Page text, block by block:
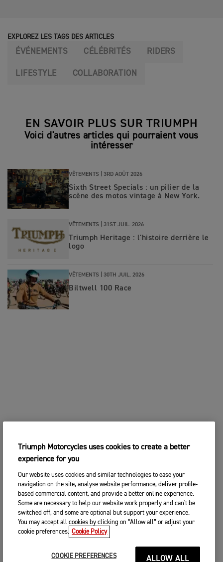
EXPLOREZ LES TAGS DES ARTICLES
ÉVÉNEMENTS CÉLÉBRITÉS RIDERS
LIFESTYLE COLLABORATION
EN SAVOIR PLUS SUR TRIUMPH
Voici d'autres articles qui pourraient vous
intéresser
VÊTEMENTS | 3RD AOÛT 2026
Sixth Street Specials : un pilier de la
scène des motos vintage à New York.
VÊTEMENTS | 31ST JUIL. 2026
Triumph Heritage : l'histoire derrière le
logo
VÊTEMENTS | 30TH JUIL. 2026
Biltwell 100 Race
Triumph Motorcycles uses cookies to create a better
experience for you
Our website uses cookies and similar technologies to ease your
navigation on the site, analyse website performance, deliver profile-
based commercial content, and provide a better online experience.
Some are necessary to help our website work properly and can't be
switched off, and some are optional but support your experience.
You may accept all cookies by clicking on “Allow all” or adjust your
cookie preferences. Cookie Policy
COOKIE PREFERENCES ALLOW ALL